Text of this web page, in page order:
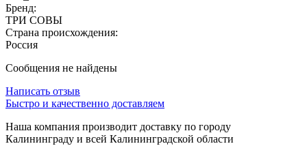
Бренд:
ТРИ СОВЫ
Страна происхождения:
Россия
Сообщения не найдены
Написать отзыв
Быстро и качественно доставляем
Наша компания производит доставку по городу
Калининграду и всей Калининградской области